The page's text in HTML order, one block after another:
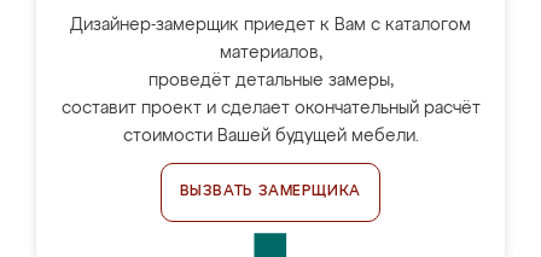
Дизайнер-замерщик приедет к Вам с каталогом
материалов,
проведёт детальные замеры,
составит проект и сделает окончательный расчёт
стоимости Вашей будущей мебели.
ВЫЗВАТЬ ЗАМЕРЩИКА